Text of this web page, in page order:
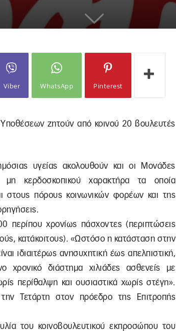
Viber WhatsApp Pinterest
ζητούν από κοινού 20 βουλευτές
υγείας ακολουθούν και οι Μονάδες
κερδοσκοπικού χαρακτήρα τα οποία
στους πόρους κοινωνικών φορέων και της
περίπου χρονίως πάσχοντες (περιπτώσεις
κατάκοιτους). «Ωστόσο η κατάσταση στην
ιδιαιτέρως ανησυχητική έως απελπιστική,
διάστημα χιλιάδες ασθενείς με
περίθαλψη και ουσιαστικά χωρίς στέγη».
Τετάρτη στον πρόεδρο της Επιτροπής
του κοινοβουλευτικού εκπροσώπου του